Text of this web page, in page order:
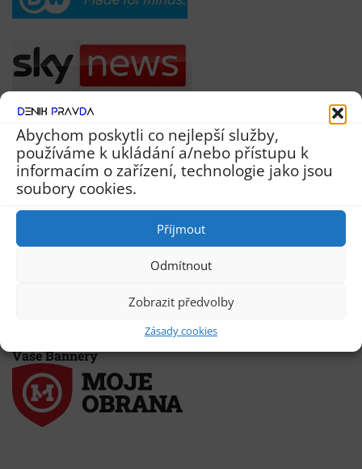
Abychom poskytli co nejlepší služby,
používáme k ukládání a/nebo přístupu k
informacím o zařízení, technologie jako jsou
soubory cookies.
Příjmout
Odmítnout
Zobrazit předvolby
Zásady cookies
Vaše Bannery